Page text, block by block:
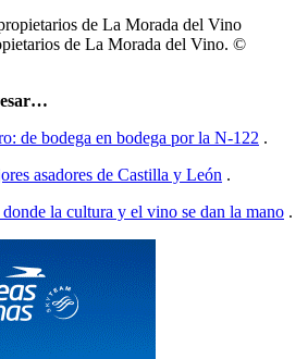
de La Morada del Vino. ©
de bodega en bodega por la N-122 .
asadores de Castilla y León .
la cultura y el vino se dan la mano .